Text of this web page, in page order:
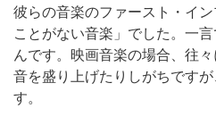
彼らの音楽のファースト・イ
ことがない音楽」でした。一
んです。映画音楽の場合、往
音を盛り上げたりしがちです
す。